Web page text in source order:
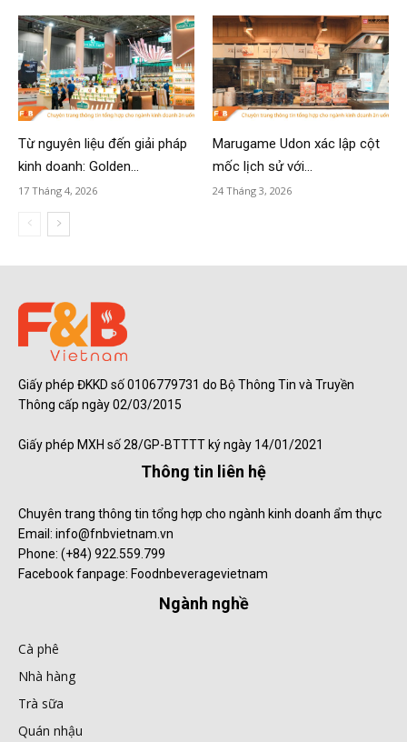
Từ nguyên liệu đến giải pháp
kinh doanh: Golden...
17 Tháng 4, 2026
Marugame Udon xác lập cột
mốc lịch sử với...
24 Tháng 3, 2026
Giấy phép ĐKKD số 0106779731 do Bộ Thông Tin và Truyền
Thông cấp ngày 02/03/2015
Giấy phép MXH số 28/GP-BTTTT ký ngày 14/01/2021
Thông tin liên hệ
Chuyên trang thông tin tổng hợp cho ngành kinh doanh ẩm thực
Email: info@fnbvietnam.vn
Phone: (+84) 922.559.799
Facebook fanpage: Foodnbeveragevietnam
Ngành nghề
Cà phê
Nhà hàng
Trà sữa
Quán nhậu